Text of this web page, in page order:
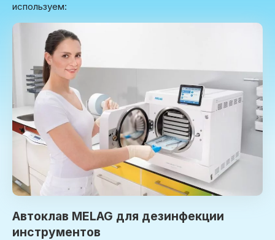
используем:
Автоклав MELAG для дезинфекции
инструментов